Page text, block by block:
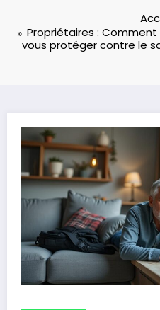
Propriétaires :
vous protéger contre le